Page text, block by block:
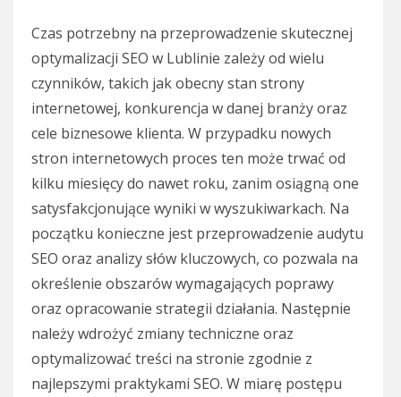
Czas potrzebny na przeprowadzenie skutecznej
optymalizacji SEO w Lublinie zależy od wielu
czynników, takich jak obecny stan strony
internetowej, konkurencja w danej branży oraz
cele biznesowe klienta. W przypadku nowych
stron internetowych proces ten może trwać od
kilku miesięcy do nawet roku, zanim osiągną one
satysfakcjonujące wyniki w wyszukiwarkach. Na
początku konieczne jest przeprowadzenie audytu
SEO oraz analizy słów kluczowych, co pozwala na
określenie obszarów wymagających poprawy
oraz opracowanie strategii działania. Następnie
należy wdrożyć zmiany techniczne oraz
optymalizować treści na stronie zgodnie z
najlepszymi praktykami SEO. W miarę postępu